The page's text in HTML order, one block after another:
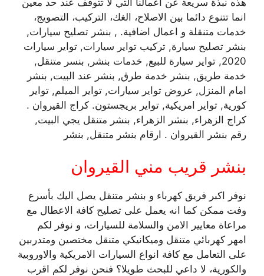
انما تتنوع دائما بين الاصلاح، الغك، التركيب، التصويج،
خدمات متنقلة و اعمال اضافية. , بنشر تصليح سيارات,
بنشر تصليح سيارة, تركيب تواير سيارات, تواير سيارات
2020, تواير سيارة للبيع, خدمات بنشر, بنسر متنقل,
خدمة طريق, بنشر خدمة طرق, بنشر عند البيت, بنشر
امام المنزل, عروض تواير سيارات, تواير الميلم, تواير
كورية, تواير امريكية, تواير بريجستون. كراج القيروان .
كراج الزهراء, بنشر الزهراء, بنشر متنقل يجي البيت,
رقم بنشر القيروان . ارقام بنشر متنقل, بنشر
بنشر قريب مني القيروان
نوفر اكبر فريق كهرباء و بنشر متنقل يصل اليك بأسرع
وفت ممكن كما انه يعمل على تصليح كافة الاعطال مع
مراعاة معايير الامن والسلامة للسيارات، و نوفر لكم
امهر كهربائي متنقل وميكانيكي متنقل مختصين ومتدربين
على التعامل مع كافة انواع السيارات الامريكية والاوروبية
والكورية، لا داعي للبحث طويلا؟ فنحن نوفر لكم اقرب